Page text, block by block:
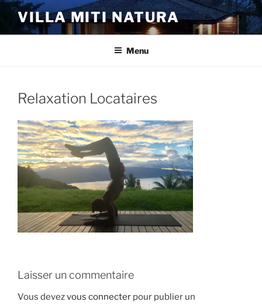
Aller
contenu
VILLA MITI NATURA
Menu
Relaxation Locataires
Laisser un commentaire
Vous devezvous connecter pour publier un